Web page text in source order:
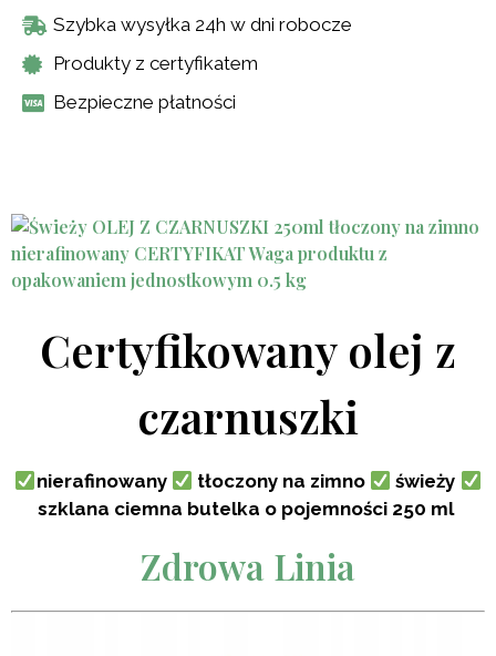
Szybka wysyłka 24h w dni robocze
Produkty z certyfikatem
Bezpieczne płatności
Certyfikowany olej z
czarnuszki
nierafinowany tłoczony na zimno
świeży
szklana ciemna butelka o pojemności 250 ml
Zdrowa Linia